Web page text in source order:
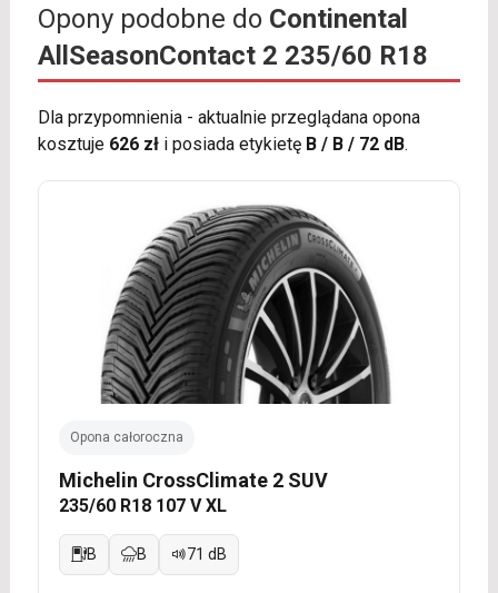
Opony podobne do Continental
AllSeasonContact 2 235/60 R18
Dla przypomnienia - aktualnie przeglądana opona
kosztuje 626 złi posiada etykietę B / B / 72 dB.
Opona całoroczna
Michelin CrossClimate 2 SUV
235/60 R18 107 V XL
B B 71 dB